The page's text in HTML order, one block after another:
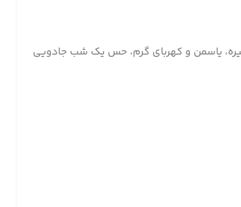
تیره، یاسمن و کهربای گرم، حس یک شب جادویی